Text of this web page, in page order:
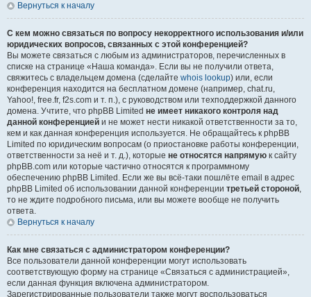
Вернуться к началу
С кем можно связаться по вопросу некорректного использования и/или
юридических вопросов, связанных с этой конференцией?
Вы можете связаться с любым из администраторов, перечисленных в
списке на странице «Наша команда». Если вы не получили ответа,
свяжитесь с владельцем домена (сделайте whois lookup) или, если
конференция находится на бесплатном домене (например, chat.ru,
Yahoo!, free.fr, f2s.com и т. п.), с руководством или техподдержкой данного
домена. Учтите, что phpBB Limited не имеет никакого контроля над
данной конференцией и не может нести никакой ответственности за то,
кем и как данная конференция используется. Не обращайтесь к phpBB
Limited по юридическим вопросам (о приостановке работы конференции,
ответственности за неё и т. д.), которые не относятся напрямую к сайту
phpBB.com или которые частично относятся к программному
обеспечению phpBB Limited. Если же вы всё-таки пошлёте email в адрес
phpBB Limited об использовании данной конференции третьей стороной,
то не ждите подробного письма, или вы можете вообще не получить
ответа.
Вернуться к началу
Как мне связаться с администратором конференции?
Все пользователи данной конференции могут использовать
соответствующую форму на странице «Связаться с администрацией»,
если данная функция включена администратором.
Зарегистрированные пользователи также могут воспользоваться